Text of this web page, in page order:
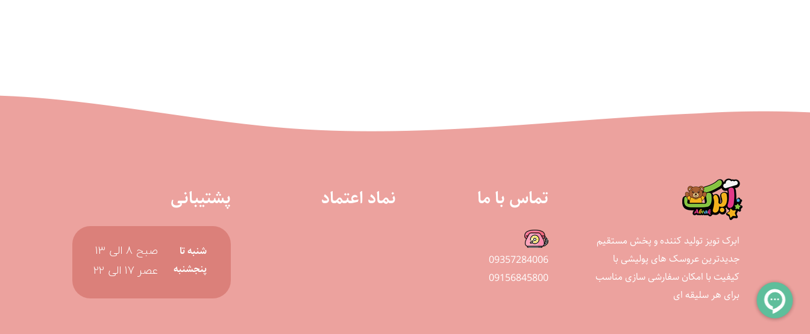
ابرک تویز تولید کننده و پخش مستقیم
جدیدترین عروسک های پولیشی با
کیفیت با امکان سفارشی سازی مناسب
برای هر سلیقه ای
تماس با ما
09357284006
09156845800
نماد اعتماد پشتیبانی
شنبه تا
پنجشنبه
صبح 8 الی 13
عصر 17 الی 22